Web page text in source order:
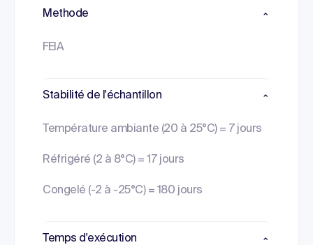
Methode
FEIA
Stabilité de l'échantillon
Température ambiante (20 à 25°C) = 7 jours
Réfrigéré (2 à 8°C) = 17 jours
Congelé (-2 à -25°C) = 180 jours
Temps d'exécution